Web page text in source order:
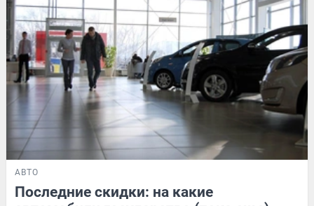
АВТО
Последние скидки: на какие